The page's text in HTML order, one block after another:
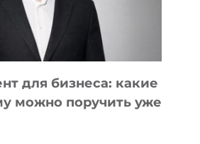
для бизнеса: какие
можно поручить уже